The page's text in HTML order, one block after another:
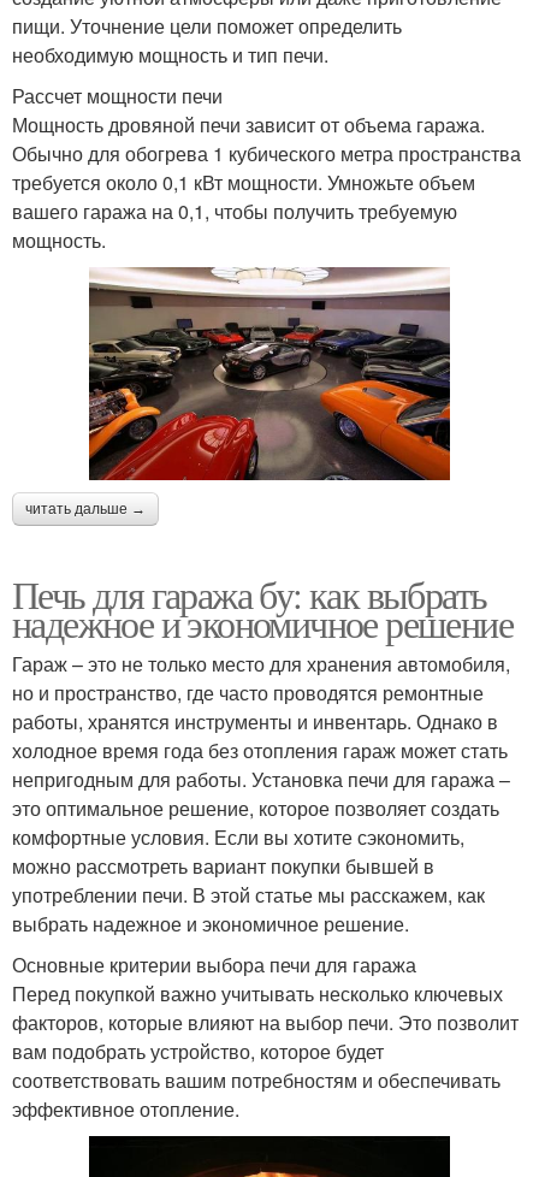
пищи. Уточнение цели поможет определить
необходимую мощность и тип печи.
Рассчет мощности печи
Мощность дровяной печи зависит от объема гаража.
Обычно для обогрева 1 кубического метра пространства
требуется около 0,1 кВт мощности. Умножьте объем
вашего гаража на 0,1, чтобы получить требуемую
мощность.
читать дальше →
Печь для гаража бу: как выбрать
надежное и экономичное решение
Гараж – это не только место для хранения автомобиля,
но и пространство, где часто проводятся ремонтные
работы, хранятся инструменты и инвентарь. Однако в
холодное время года без отопления гараж может стать
непригодным для работы. Установка печи для гаража –
это оптимальное решение, которое позволяет создать
комфортные условия. Если вы хотите сэкономить,
можно рассмотреть вариант покупки бывшей в
употреблении печи. В этой статье мы расскажем, как
выбрать надежное и экономичное решение.
Основные критерии выбора печи для гаража
Перед покупкой важно учитывать несколько ключевых
факторов, которые влияют на выбор печи. Это позволит
вам подобрать устройство, которое будет
соответствовать вашим потребностям и обеспечивать
эффективное отопление.